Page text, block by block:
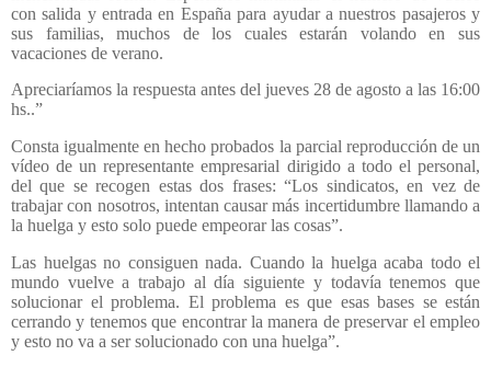
con salida y entrada en España para ayudar a nuestros pasajeros y
sus familias, muchos de los cuales estarán volando en sus
vacaciones de verano.
Apreciaríamos la respuesta antes del jueves 28 de agosto a las 16:00
hs..”
Consta igualmente en hecho probados la parcial reproducción de un
vídeo de un representante empresarial dirigido a todo el personal,
del que se recogen estas dos frases: “Los sindicatos, en vez de
trabajar con nosotros, intentan causar más incertidumbre llamando a
la huelga y esto solo puede empeorar las cosas”.
Las huelgas no consiguen nada. Cuando la huelga acaba todo el
mundo vuelve a trabajo al día siguiente y todavía tenemos que
solucionar el problema. El problema es que esas bases se están
cerrando y tenemos que encontrar la manera de preservar el empleo
y esto no va a ser solucionado con una huelga”.